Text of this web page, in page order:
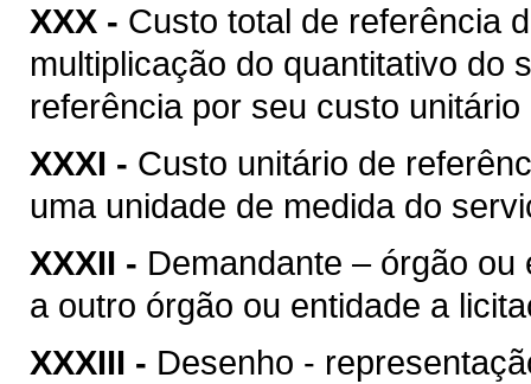
XXX - Custo total de referência
multiplicação do quantitativo do
referência por seu custo
XXXI - Custo unitário de
uma unidade de medida do
XXXII - Demandante – órgão
a outro órgão ou entidade a
XXXIII - Desenho -